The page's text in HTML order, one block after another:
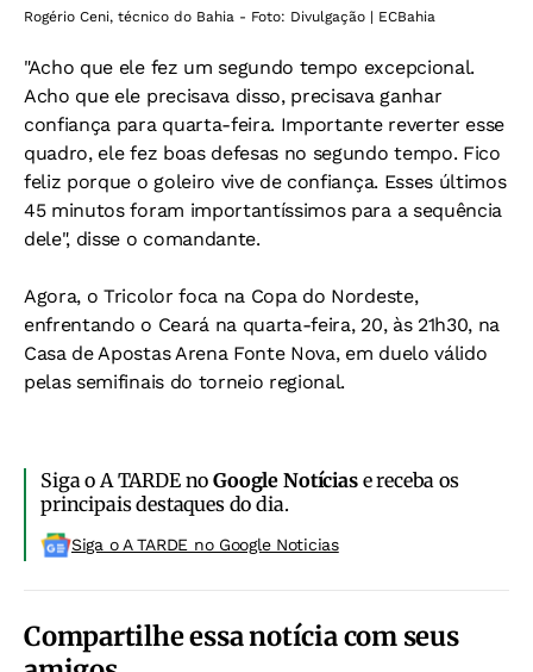
Rogério Ceni, técnico do Bahia - Foto: Divulgação | ECBahia
"Acho que ele fez um segundo tempo excepcional.
Acho que ele precisava disso, precisava ganhar
confiança para quarta-feira. Importante reverter esse
quadro, ele fez boas defesas no segundo tempo. Fico
feliz porque o goleiro vive de confiança. Esses últimos
45 minutos foram importantíssimos para a sequência
dele", disse o comandante.
Agora, o Tricolor foca na Copa do Nordeste,
enfrentando o Ceará na quarta-feira, 20, às 21h30, na
Casa de Apostas Arena Fonte Nova, em duelo válido
pelas semifinais do torneio regional.
Siga o A TARDE noGoogle Notíciase receba os
principais destaques do dia.
Siga o A TARDE no Google Noticias
Compartilhe essa notícia com seus